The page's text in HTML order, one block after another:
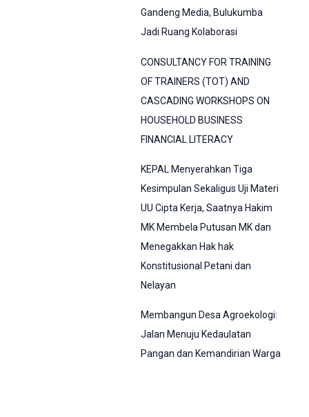
Gandeng Media, Bulukumba
Jadi Ruang Kolaborasi
CONSULTANCY FOR TRAINING
OF TRAINERS (TOT) AND
CASCADING WORKSHOPS ON
HOUSEHOLD BUSINESS
FINANCIAL LITERACY
KEPAL Menyerahkan Tiga
Kesimpulan Sekaligus Uji Materi
UU Cipta Kerja, Saatnya Hakim
MK Membela Putusan MK dan
Menegakkan Hak hak
Konstitusional Petani dan
Nelayan
Membangun Desa Agroekologi:
Jalan Menuju Kedaulatan
Pangan dan Kemandirian Warga